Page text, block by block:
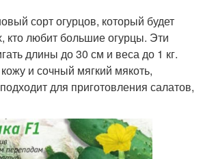
сорт огурцов, который будет
кто любит большие огурцы. Эти
длины до 30 см и веса до 1 кг.
и сочный мягкий мякоть,
для приготовления салатов,